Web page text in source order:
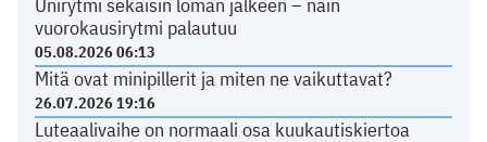
vuorokausirytmi palautuu
05.08.2026 06:13
Mitä ovat minipillerit ja miten ne vaikuttavat?
26.07.2026 19:16
Luteaalivaihe on normaali osa kuukautiskiertoa